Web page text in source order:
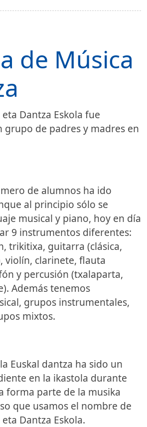
de Música
Dantza Eskola fue
de padres y madres en
de alumnos ha ido
al principio sólo se
musical y piano, hoy en día
9 instrumentos diferentes:
trikitixa, guitarra (clásica,
violín, clarinete, flauta
y percusión (txalaparta,
Además tenemos
grupos instrumentales,
mixtos.
Euskal dantza ha sido un
en la ikastola durante
forma parte de la musika
que usamos el nombre de
Dantza Eskola.